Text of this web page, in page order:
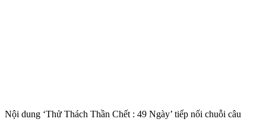
Nội dung ‘Thử Thách Thần Chết : 49 Ngày’ tiếp nối chuỗi câu